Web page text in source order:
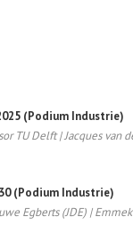
(Podium Industrie)
TU Delft | Jacques van
(Podium Industrie)
Egberts (JDE) |